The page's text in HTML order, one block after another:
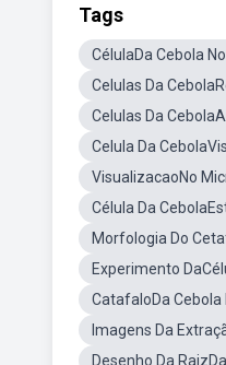
Tags
CélulaDa Cebola
Celulas Da
Celulas Da
Celula Da
VisualizacaoNo
Célula Da
Morfologia Do
Experimento
CatafaloDa Cebola
Imagens Da
Desenho Da